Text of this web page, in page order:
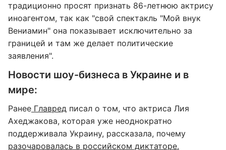
традиционно просят признать 86-летнюю актрису
иноагентом, так как "свой спектакль "Мой внук
Вениамин" она показывает исключительно за
границей и там же делает политические
заявления".
Новости шоу-бизнеса в Украине и в
мире:
Ранее Главред писал о том, что актриса Лия
Ахеджакова, которая уже неоднократно
поддерживала Украину, рассказала, почему
разочаровалась в российском диктаторе.